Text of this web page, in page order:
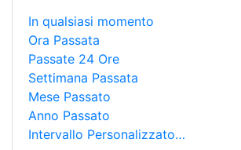
In qualsiasi momento
Ora Passata
Passate 24 Ore
Settimana Passata
Mese Passato
Anno Passato
Intervallo Personalizzato…